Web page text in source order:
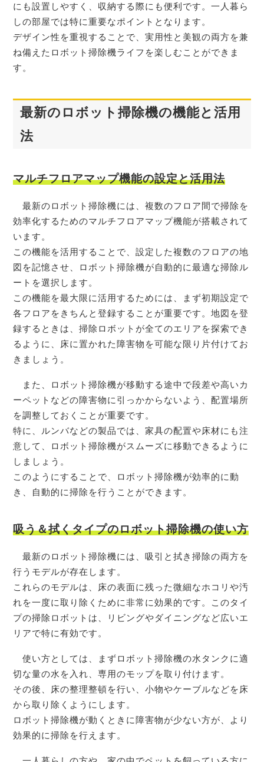
にも設置しやすく、収納する際にも便利です。一人暮ら
しの部屋では特に重要なポイントとなります。
デザイン性を重視することで、実用性と美観の両方を兼
ね備えたロボット掃除機ライフを楽しむことができま
す。
最新のロボット掃除機の機能と活用
法
マルチフロアマップ機能の設定と活用法
最新のロボット掃除機には、複数のフロア間で掃除を
効率化するためのマルチフロアマップ機能が搭載されて
います。
この機能を活用することで、設定した複数のフロアの地
図を記憶させ、ロボット掃除機が自動的に最適な掃除ル
ートを選択します。
この機能を最大限に活用するためには、まず初期設定で
各フロアをきちんと登録することが重要です。地図を登
録するときは、掃除ロボットが全てのエリアを探索でき
るように、床に置かれた障害物を可能な限り片付けてお
きましょう。
また、ロボット掃除機が移動する途中で段差や高いカ
ーペットなどの障害物に引っかからないよう、配置場所
を調整しておくことが重要です。
特に、ルンバなどの製品では、家具の配置や床材にも注
意して、ロボット掃除機がスムーズに移動できるように
しましょう。
このようにすることで、ロボット掃除機が効率的に動
き、自動的に掃除を行うことができます。
吸う＆拭くタイプのロボット掃除機の使い方
最新のロボット掃除機には、吸引と拭き掃除の両方を
行うモデルが存在します。
これらのモデルは、床の表面に残った微細なホコリや汚
れを一度に取り除くために非常に効果的です。このタイ
プの掃除ロボットは、リビングやダイニングなど広いエ
リアで特に有効です。
使い方としては、まずロボット掃除機の水タンクに適
切な量の水を入れ、専用のモップを取り付けます。
その後、床の整理整頓を行い、小物やケーブルなどを床
から取り除くようにします。
ロボット掃除機が動くときに障害物が少ない方が、より
効果的に掃除を行えます。